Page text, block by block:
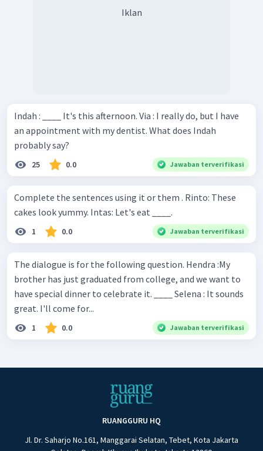
Iklan
Indah : ____ It's this afternoon. Via : I really do, but I have
an appointment with my dentist. What does Indah
probably say?
25 0.0 Jawaban terverifikasi
Complete the sentences using it or them . Rinto: These
cakes look yummy. Intas: Let's eat ____.
1 0.0 Jawaban terverifikasi
The dialogue is for the following question. Hendra :My
brother has just graduated from college, and we want to
have special dinner to celebrate it. ____ Selena : It sounds
great. I'll come for...
1 0.0 Jawaban terverifikasi
RUANGGURU HQ
Jl. Dr. Saharjo No.161, Manggarai Selatan, Tebet, Kota Jakarta